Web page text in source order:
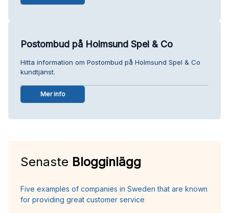
Postombud på Holmsund Spel & Co
Hitta information om Postombud på Holmsund Spel & Co
kundtjänst.
Mer info
Senaste Blogginlägg
Five examples of companies in Sweden that are known
for providing great customer service